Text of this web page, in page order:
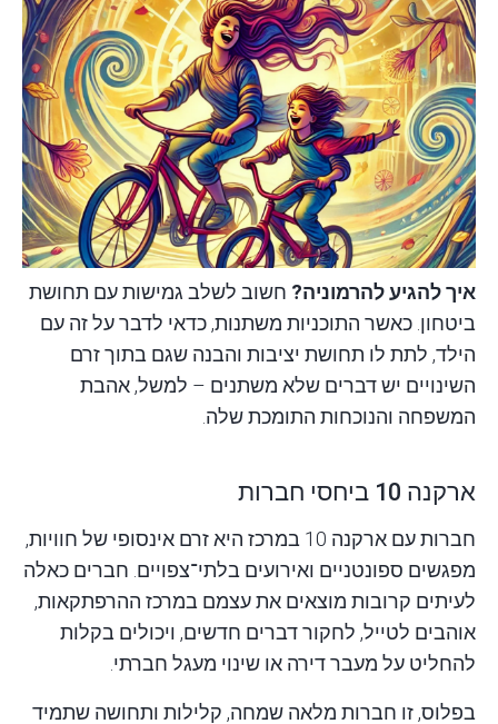
איך להגיע להרמוניה? חשוב לשלב גמישות עם תחושת
ביטחון. כאשר התוכניות משתנות, כדאי לדבר על זה עם
הילד, לתת לו תחושת יציבות והבנה שגם בתוך זרם
השינויים יש דברים שלא משתנים – למשל, אהבת
המשפחה והנוכחות התומכת שלה.
ארקנה 10 ביחסי חברות
חברות עם ארקנה 10 במרכז היא זרם אינסופי של חוויות,
מפגשים ספונטניים ואירועים בלתי־צפויים. חברים כאלה
לעיתים קרובות מוצאים את עצמם במרכז ההרפתקאות,
אוהבים לטייל, לחקור דברים חדשים, ויכולים בקלות
להחליט על מעבר דירה או שינוי מעגל חברתי.
בפלוס, זו חברות מלאה שמחה, קלילות ותחושה שתמיד